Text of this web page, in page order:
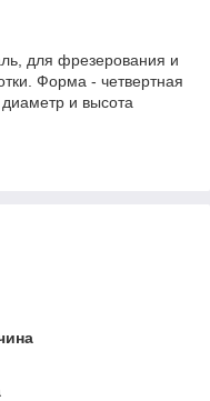
для фрезерования и
Форма - четвертная
и высота